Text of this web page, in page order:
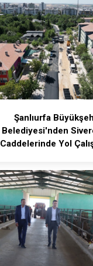
Şanlıurfa
Belediyesi'nden
Caddelerinde Yol